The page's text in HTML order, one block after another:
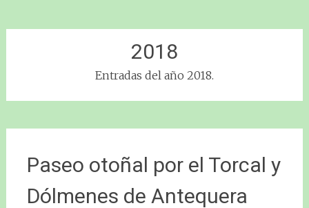
2018
Entradas del año 2018.
Paseo otoñal por el Torcal y
Dólmenes de Antequera